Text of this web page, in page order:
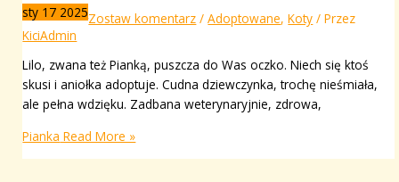
sty 17 2025Zostaw komentarz /Adoptowane,Koty / Przez
KiciAdmin
Lilo, zwana też Pianką, puszcza do Was oczko. Niech się ktoś
skusi i aniołka adoptuje. Cudna dziewczynka, trochę nieśmiała,
ale pełna wdzięku. Zadbana weterynaryjnie, zdrowa,
Pianka Read More »